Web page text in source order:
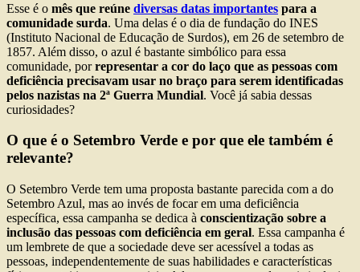
Esse é o mês que reúne diversas datas importantes para a
comunidade surda. Uma delas é o dia de fundação do INES
(Instituto Nacional de Educação de Surdos), em 26 de setembro de
1857. Além disso, o azul é bastante simbólico para essa
comunidade, porrepresentar a cor do laço que as pessoas com
deficiência precisavam usar no braço para serem identificadas
pelos nazistas na 2ª Guerra Mundial. Você já sabia dessas
curiosidades?
O que é o Setembro Verde e por que ele também é
relevante?
O Setembro Verde tem uma proposta bastante parecida com a do
Setembro Azul, mas ao invés de focar em uma deficiência
específica, essa campanha se dedica à conscientização sobre a
inclusão das pessoas com deficiência em geral. Essa campanha é
um lembrete de que a sociedade deve ser acessível a todas as
pessoas, independentemente de suas habilidades e características